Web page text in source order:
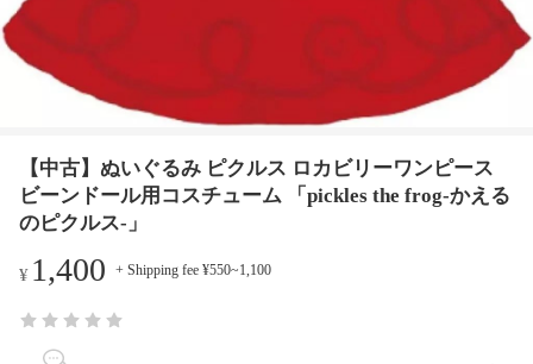
【中古】ぬいぐるみ ピクルス ロカビリーワンピース
ビーンドール用コスチューム 「pickles the frog-かえる
のピクルス-」
¥ 1,400 + Shipping fee ¥550~1,100